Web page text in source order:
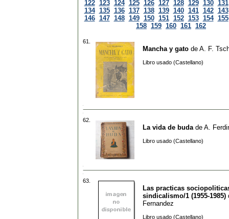
122 123 124 125 126 127 128 129 130 131
134 135 136 137 138 139 140 141 142 143
146 147 148 149 150 151 152 153 154 155
158 159 160 161 162
61.
Mancha y gato de A. F.
Libro usado (Castellano)
62.
La vida de buda de A.
Libro usado (Castellano)
63.
Las practicas
sindicalismo/1 (1955-1985)
Fernandez
Libro usado (Castellano)